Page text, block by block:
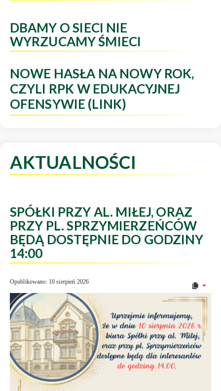
DBAMY O SIECI NIE
WYRZUCAMY ŚMIECI
NOWE HASŁA NA NOWY ROK,
CZYLI RPK W EDUKACYJNEJ
OFENSYWIE (LINK)
AKTUALNOŚCI
SPÓŁKI PRZY AL. MIŁEJ, ORAZ
PRZY PL. SPRZYMIERZEŃCÓW
BĘDĄ DOSTĘPNIE DO GODZINY
14:00
Opublikowano: 10 sierpień 2026